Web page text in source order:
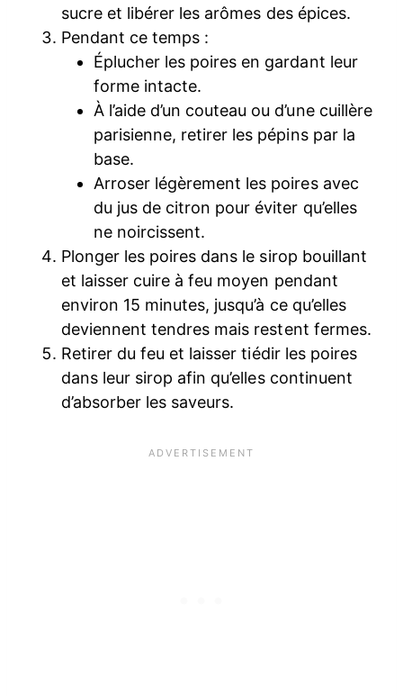
sucre et libérer les arômes des épices.
Pendant ce temps :
Éplucher les poires en gardant leur
forme intacte.
À l’aide d’un couteau ou d’une cuillère
parisienne, retirer les pépins par la
base.
Arroser légèrement les poires avec
du jus de citron pour éviter qu’elles
ne noircissent.
Plonger les poires dans le sirop bouillant
et laisser cuire à feu moyen pendant
environ 15 minutes, jusqu’à ce qu’elles
deviennent tendres mais restent fermes.
Retirer du feu et laisser tiédir les poires
dans leur sirop afin qu’elles continuent
d’absorber les saveurs.